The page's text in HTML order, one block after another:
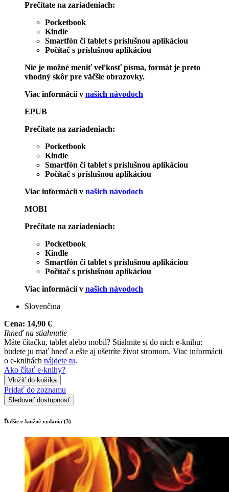
Prečítate na zariadeniach:
Pocketbook
Kindle
Smartfón či tablet s príslušnou aplikáciou
Počítač s príslušnou aplikáciou
Nie je možné meniť veľkosť písma, formát je preto
vhodný skôr pre väčšie obrazovky.
Viac informácií v našich návodoch
EPUB
Prečítate na zariadeniach:
Pocketbook
Kindle
Smartfón či tablet s príslušnou aplikáciou
Počítač s príslušnou aplikáciou
Viac informácií v našich návodoch
MOBI
Prečítate na zariadeniach:
Pocketbook
Kindle
Smartfón či tablet s príslušnou aplikáciou
Počítač s príslušnou aplikáciou
Viac informácií v našich návodoch
Slovenčina
Cena: 14,90 €
Ihneď na stiahnutie
Máte čítačku, tablet alebo mobil? Stiahnite si do nich e-knihu:
budete ju mať hneď a ešte aj ušetríte život stromom. Viac informácii
o e-knihách nájdete tu.
Ako čítať e-knihy?
Vložiť do košíka
Pridať do zoznamu
Sledovať dostupnosť
Ďalšie e-knižné vydania (3)